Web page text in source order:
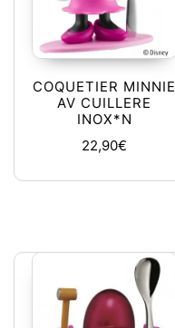
COQUETIER MINNIE
AV CUILLERE
INOX*N
22,90€